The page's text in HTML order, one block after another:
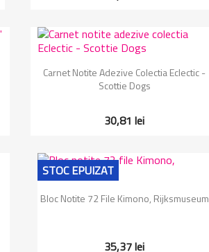
Vizualizare rapida
Carnet Notite Adezive Colectia Eclectic -
Scottie Dogs
30,81 lei
Vizualizare rapida
Bloc Notite 72 File Kimono, Rijksmuseum
35,37 lei
STOC EPUIZAT